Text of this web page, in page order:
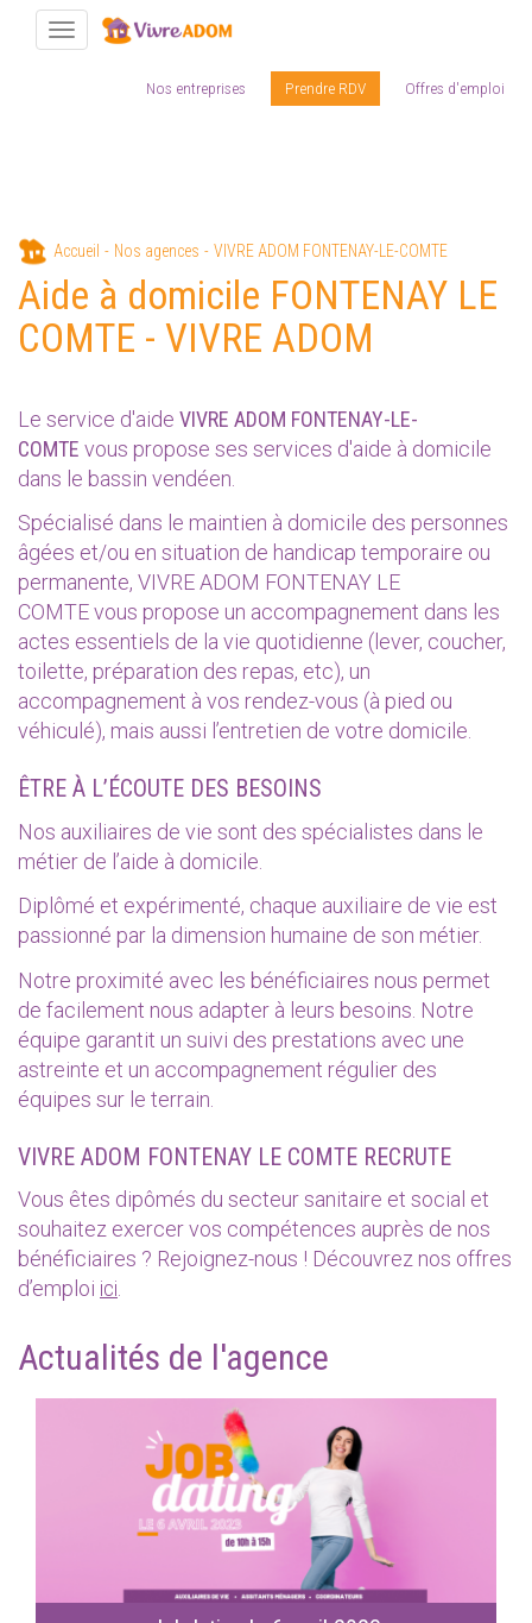
Aller
contenu
principal
Nos entreprises Prendre RDV Offres d'emploi
Toggle navigation
Accueil Nos agences VIVRE ADOM FONTENAY-LE-COMTE
Aide à domicile FONTENAY LE
COMTE - VIVRE ADOM
Le service d'aide VIVRE ADOM FONTENAY-LE-
COMTE vous propose ses services d'aide à domicile
dans le bassin vendéen.
Spécialisé dans le maintien à domicile des personnes
âgées et/ou en situation de handicap temporaire ou
permanente, VIVRE ADOM FONTENAY LE
COMTE vous propose un accompagnement dans les
actes essentiels de la vie quotidienne (lever, coucher,
toilette, préparation des repas, etc), un
accompagnement à vos rendez-vous (à pied ou
véhiculé), mais aussi l’entretien de votre domicile.
ÊTRE À L’ÉCOUTE DES BESOINS
Nos auxiliaires de vie sont des spécialistes dans le
métier de l’aide à domicile.
Diplômé et expérimenté, chaque auxiliaire de vie est
passionné par la dimension humaine de son métier.
Notre proximité avec les bénéficiaires nous permet
de facilement nous adapter à leurs besoins. Notre
équipe garantit un suivi des prestations avec une
astreinte et un accompagnement régulier des
équipes sur le terrain.
VIVRE ADOM FONTENAY LE COMTE RECRUTE
Vous êtes dipômés du secteur sanitaire et social et
souhaitez exercer vos compétences auprès de nos
bénéficiaires ? Rejoignez-nous ! Découvrez nos offres
d’emploi ici
Actualités de l'agence